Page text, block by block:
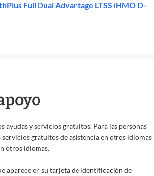
Full Dual Advantage LTSS (HMO D-
ayudas y servicios gratuitos. Para las personas
gratuitos de asistencia en otros idiomas
otros idiomas.
aparece en su tarjeta de identificación de